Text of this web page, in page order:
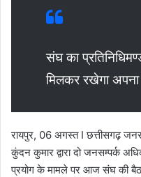
संघ का
मिलकर रखेगा अपना
रायपुर, 06 अगस्त I छत्तीसगढ़
कुंदन कुमार द्वारा दो जनसम्पर्क
प्रयोग के मामले पर आज संघ की बैठक